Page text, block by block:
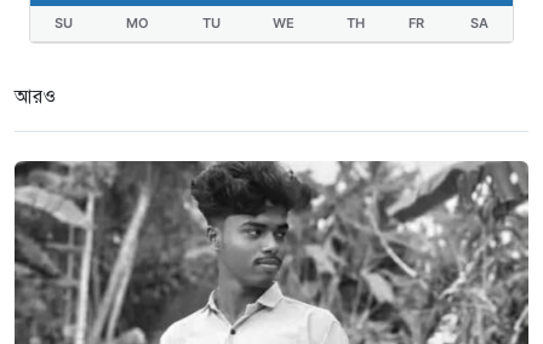
SU MO TU WE TH FR SA
আরও